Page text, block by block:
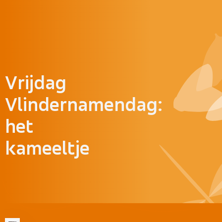
Vrijdag
Vlindernamendag:
het
kameeltje